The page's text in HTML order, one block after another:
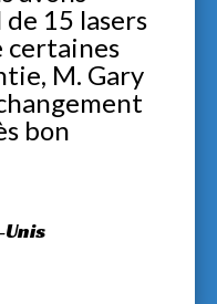
15 lasers
certaines
M. Gary
bon
Unis